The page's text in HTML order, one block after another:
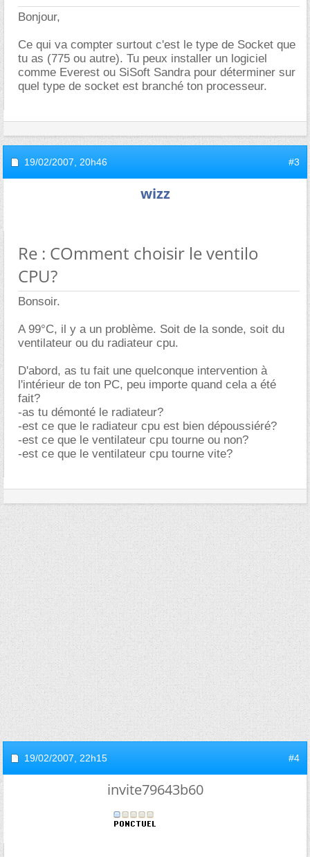
Bonjour,
Ce qui va compter surtout c'est le type de Socket que
tu as (775 ou autre). Tu peux installer un logiciel
comme Everest ou SiSoft Sandra pour déterminer sur
quel type de socket est branché ton processeur.
19/02/2007, 20h46 #3
wizz
Re : COmment choisir le ventilo
CPU?
Bonsoir.
A 99°C, il y a un problème. Soit de la sonde, soit du
ventilateur ou du radiateur cpu.
D'abord, as tu fait une quelconque intervention à
l'intérieur de ton PC, peu importe quand cela a été
fait?
-as tu démonté le radiateur?
-est ce que le radiateur cpu est bien dépoussiéré?
-est ce que le ventilateur cpu tourne ou non?
-est ce que le ventilateur cpu tourne vite?
19/02/2007, 22h15 #4
invite79643b60